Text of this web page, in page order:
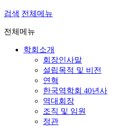
검색 전체메뉴
전체메뉴
학회소개
회장인사말
설립목적 및 비전
연혁
한국역학회 40년사
역대회장
조직 및 임원
정관